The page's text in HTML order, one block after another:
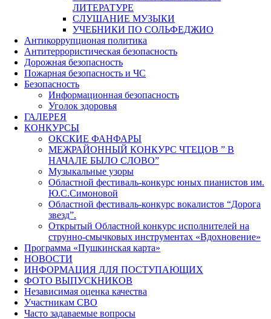
ЛИТЕРАТУРЕ
СЛУШАНИЕ МУЗЫКИ
УЧЕБНИКИ ПО СОЛЬФЕДЖИО
Антикоррупционая политика
Антитеррористическая безопасность
Дорожная безопасность
Пожарная безопасность и ЧС
Безопасность
Информационная безопасность
Уголок здоровья
ГАЛЕРЕЯ
КОНКУРСЫ
ОКСКИЕ ФАНФАРЫ
МЕЖРАЙОННЫЙ КОНКУРС ЧТЕЦОВ ” В
НАЧАЛЕ БЫЛО СЛОВО”
Музыкальные узоры
Областной фестиваль-конкурс юных пианистов им.
Ю.С.Симоновой
Областной фестиваль-конкурс вокалистов “Дорога
звезд”.
Открытый Областной конкурс исполнителей на
струнно-смычковых инструментах «Вдохновение»
Программа «Пушкинская карта»
НОВОСТИ
ИНФОРМАЦИЯ ДЛЯ ПОСТУПАЮЩИХ
ФОТО ВЫПУСКНИКОВ
Независимая оценка качества
Участникам СВО
Часто задаваемые вопросы